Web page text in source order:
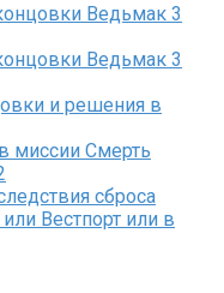
Ведьмак 3
Ведьмак 3
и решения в
миссии Смерть
сброса
Вестпорт или в